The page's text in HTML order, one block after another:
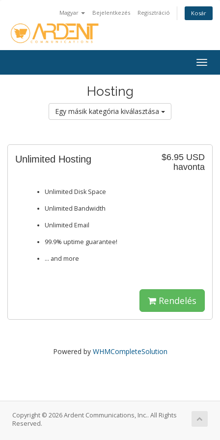
Magyar Bejelentkezés Regisztráció Kosár
Hosting
Egy másik kategória kiválasztása
$6.95 USD
havonta
Unlimited Hosting
Unlimited Disk Space
Unlimited Bandwidth
Unlimited Email
99.9% uptime guarantee!
... and more
Rendelés
Powered by WHMCompleteSolution
Copyright © 2026 Ardent Communications, Inc.. All Rights
Reserved.